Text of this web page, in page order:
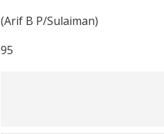
(Arif B P/Sulaiman)
95